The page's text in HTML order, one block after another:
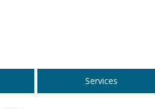
Services